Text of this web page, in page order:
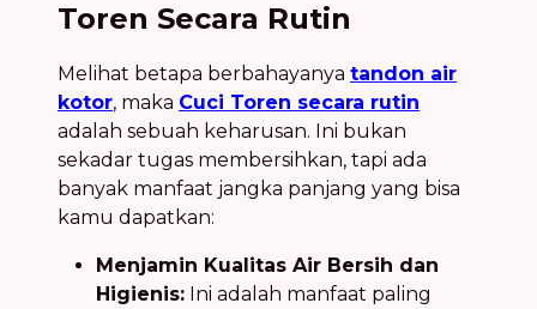
Toren Secara Rutin
Melihat betapa berbahayanya tandon air
kotor, maka Cuci Toren secara rutin
adalah sebuah keharusan. Ini bukan
sekadar tugas membersihkan, tapi ada
banyak manfaat jangka panjang yang bisa
kamu dapatkan:
Menjamin Kualitas Air Bersih dan
Higienis: Ini adalah manfaat paling